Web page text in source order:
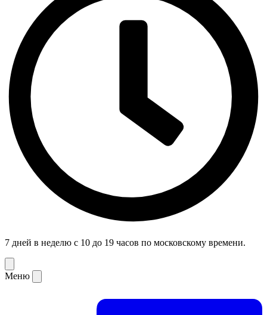
7 дней в неделю с 10 до 19 часов по московскому времени.
Меню